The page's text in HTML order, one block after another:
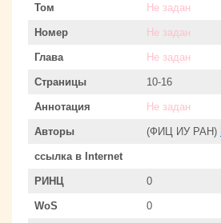
Том Не задан
Номер Не задан
Глава Не задан
Страницы 10-16
Аннотация Не задан
Авторы (ФИЦ ИУ РАН)
ссылка в Internet
РИНЦ 0
WoS 0